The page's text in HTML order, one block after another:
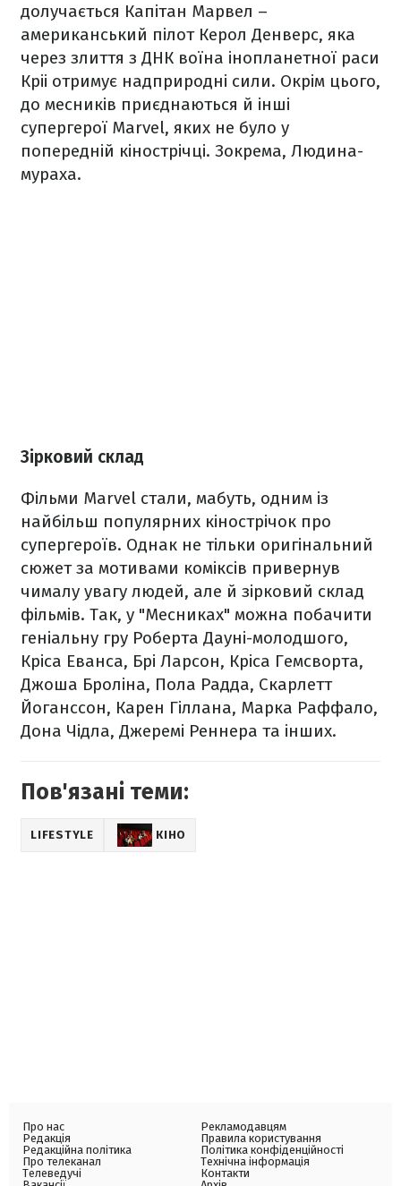
долучається Капітан Марвел –
американський пілот Керол Денверс, яка
через злиття з ДНК воїна інопланетної раси
Кріі отримує надприродні сили. Окрім цього,
до месників приєднаються й інші
супергерої Marvel, яких не було у
попередній кінострічці. Зокрема, Людина-
мураха.
Зірковий склад
Фільми Marvel стали, мабуть, одним із
найбільш популярних кінострічок про
супергероїв. Однак не тільки оригінальний
сюжет за мотивами коміксів привернув
чималу увагу людей, але й зірковий склад
фільмів. Так, у "Месниках" можна побачити
геніальну гру Роберта Дауні-молодшого,
Кріса Еванса, Брі Ларсон, Кріса Гемсворта,
Джоша Броліна, Пола Радда, Скарлетт
Йоганссон, Карен Гіллана, Марка Раффало,
Дона Чідла, Джеремі Реннера та інших.
Пов'язані теми:
LIFESTYLE КІНО
Про нас
Редакція
Редакційна політика
Про телеканал
Телеведучі
Рекламодавцям
Правила користування
Політика конфіденційності
Технічна інформація
Контакти